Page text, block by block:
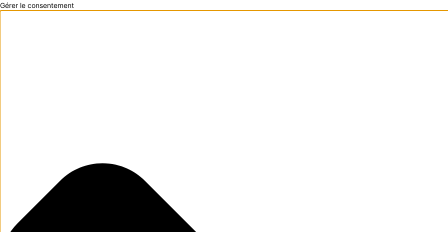
Gérer le consentement